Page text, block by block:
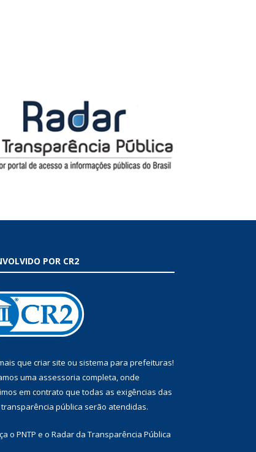
POR CR2
que criar site ou sistema para prefeituras!
uma assessoria completa, onde
em contrato que todas as exigências das
pública serão atendidas.
o PNTP e o Radar da Transparência Pública